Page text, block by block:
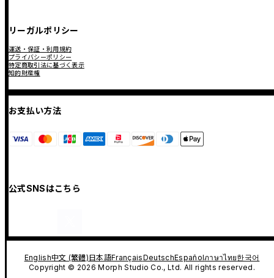
リーガルポリシー
運送・保証・利用規約
プライバシーポリシー
特定商取引法に基づく表示
知的財産権
お支払い方法
公式SNSはこちら
English中文 (繁體)日本語FrançaisDeutschEspañolภาษาไทย한국어
Copyright © 2026 Morph Studio Co., Ltd. All rights reserved.